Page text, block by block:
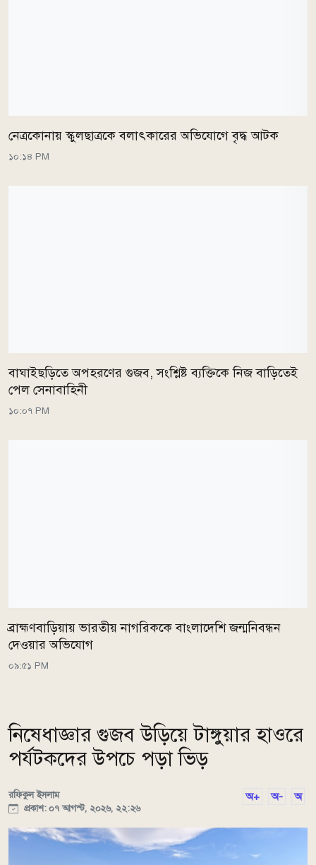
নেত্রকোনায় স্কুলছাত্রকে বলাৎকারের অভিযোগে বৃদ্ধ আটক
১০:১৪ PM
বাঘাইছড়িতে অপহরণের গুজব, সংশ্লিষ্ট ব্যক্তিকে নিজ বাড়িতেই
পেল সেনাবাহিনী
১০:০৭ PM
ব্রাহ্মণবাড়িয়ায় ভারতীয় নাগরিককে বাংলাদেশি জন্মনিবন্ধন
দেওয়ার অভিযোগ
০৯:৫১ PM
নিষেধাজ্ঞার গুজব উড়িয়ে টাঙ্গুয়ার হাওরে
পর্যটকদের উপচে পড়া ভিড়
রফিকুল ইসলাম
প্রকাশ: ০৭ আগস্ট, ২০২৬, ২২:২৬
অ+ অ- অ